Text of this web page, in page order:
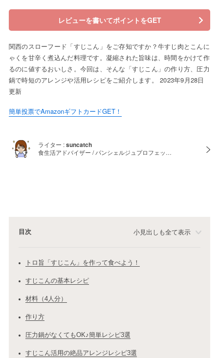
レビューを書いてポイントをGET
関西のスローフード「すじこん」をご存知ですか？牛すじ肉とこんに
ゃくを甘辛く煮込んだ料理です。凝縮された旨味は、時間をかけて作
るのに値するおいしさ。今回は、そんな「すじこん」の作り方、圧力
鍋で時短のアレンジや活用レシピをご紹介します。 2023年9月28日
更新
簡単投票でAmazonギフトカードGET！
ライター :suncatch
食生活アドバイザー / パンシェルジュプロフェッ…
目次 小見出しも全て表示
トロ旨「すじこん」を作って食べよう！
すじこんの基本レシピ
材料（4人分）
作り方
圧力鍋がなくてもOK♪簡単レシピ3選
すじこん活用の絶品アレンジレシピ3選